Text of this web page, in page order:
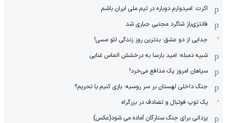
اکرت: امیدوارم دوباره در تیم ملی ایران باشم
فانتزی‌باز شاگرد مجتبی جباری شد
جدایی از دو عشق؛ بدترین روز زندگی لئو مسی!
شبیه دمبله: امید بارسا به درخشش الماس غنایی
سپاهان امروز یک مدافع می‌خرد!
جنگ داخلی لهستان بر سر روسیه: بازی کنیم یا تحریم؟
یک توپ فوتبال و تصادف در بزرگراه
یزدانی برای جنگ ستارگان آماده می شود(عکس)